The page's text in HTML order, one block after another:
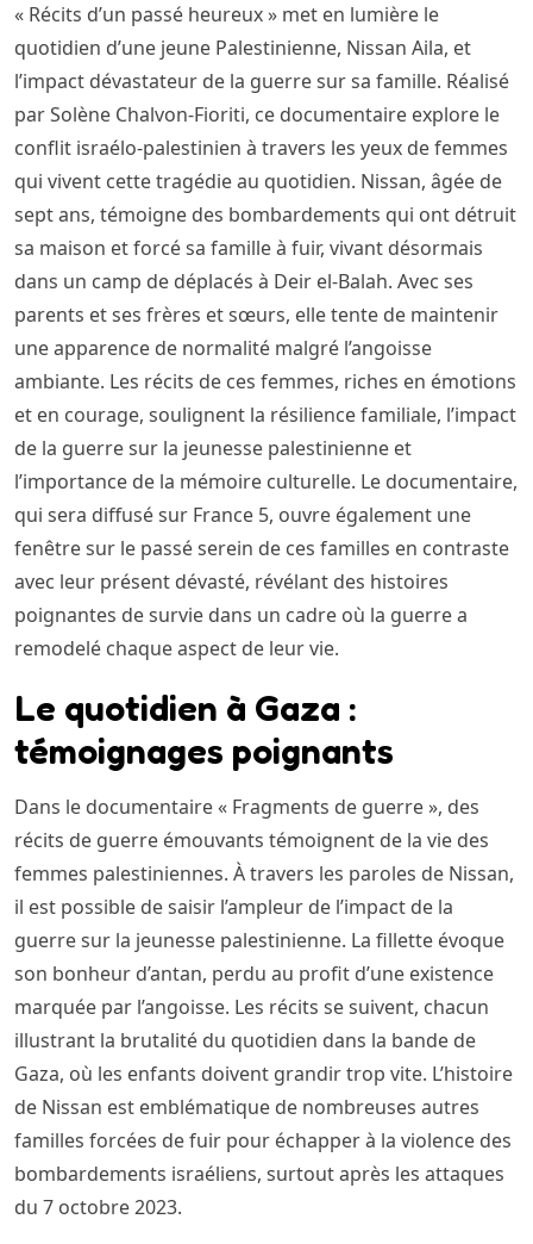
« Récits d’un passé heureux » met en lumière le
quotidien d’une jeune Palestinienne, Nissan Aila, et
l’impact dévastateur de la guerre sur sa famille. Réalisé
par Solène Chalvon-Fioriti, ce documentaire explore le
conflit israélo-palestinien à travers les yeux de femmes
qui vivent cette tragédie au quotidien. Nissan, âgée de
sept ans, témoigne des bombardements qui ont détruit
sa maison et forcé sa famille à fuir, vivant désormais
dans un camp de déplacés à Deir el-Balah. Avec ses
parents et ses frères et sœurs, elle tente de maintenir
une apparence de normalité malgré l’angoisse
ambiante. Les récits de ces femmes, riches en émotions
et en courage, soulignent la résilience familiale, l’impact
de la guerre sur la jeunesse palestinienne et
l’importance de la mémoire culturelle. Le documentaire,
qui sera diffusé sur France 5, ouvre également une
fenêtre sur le passé serein de ces familles en contraste
avec leur présent dévasté, révélant des histoires
poignantes de survie dans un cadre où la guerre a
remodelé chaque aspect de leur vie.
Le quotidien à Gaza :
témoignages poignants
Dans le documentaire « Fragments de guerre », des
récits de guerre émouvants témoignent de la vie des
femmes palestiniennes. À travers les paroles de Nissan,
il est possible de saisir l’ampleur de l’impact de la
guerre sur la jeunesse palestinienne. La fillette évoque
son bonheur d’antan, perdu au profit d’une existence
marquée par l’angoisse. Les récits se suivent, chacun
illustrant la brutalité du quotidien dans la bande de
Gaza, où les enfants doivent grandir trop vite. L’histoire
de Nissan est emblématique de nombreuses autres
familles forcées de fuir pour échapper à la violence des
bombardements israéliens, surtout après les attaques
du 7 octobre 2023.